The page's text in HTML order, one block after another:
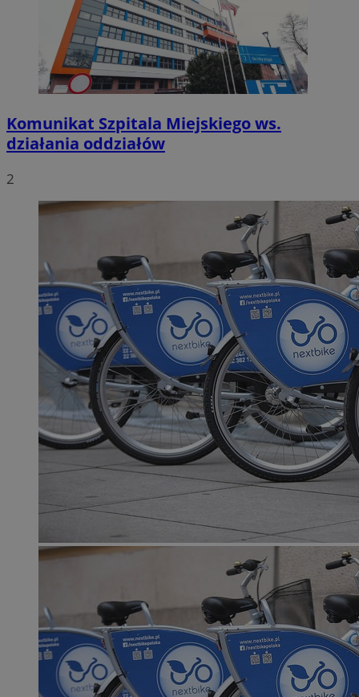
Komunikat Szpitala Miejskiego ws.
działania oddziałów
2